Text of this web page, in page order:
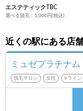
エステティックTBC
選べる脱毛：1,000円(税込)
近くの駅にある店
ミュゼプラチナ
脱毛サロン 女性 Vライン